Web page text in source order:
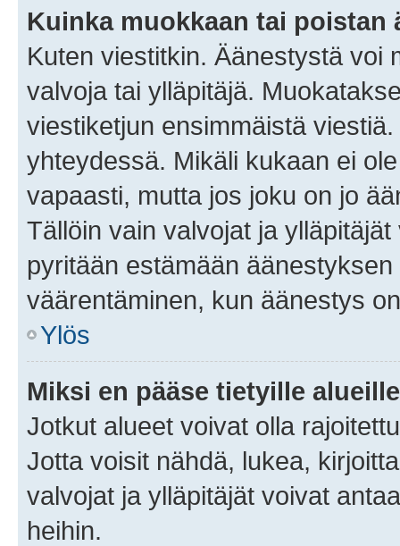
Kuinka muokkaan tai poistan
Kuten viestitkin. Äänestystä voi
valvoja tai ylläpitäjä.
viestiketjun ensimmäistä
yhteydessä. Mikäli kukaan ei
vapaasti, mutta jos joku on jo
Tällöin vain valvojat ja
pyritään estämään
väärentäminen, kun äänestys
Ylös
Miksi en pääse tietyille
Jotkut alueet voivat olla
Jotta voisit nähdä, lukea,
valvojat ja ylläpitäjät voivat
heihin.